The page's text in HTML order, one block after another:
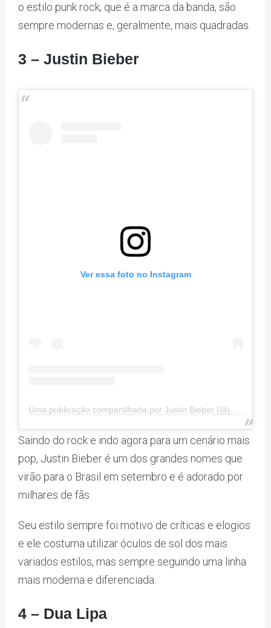
o estilo punk rock, que é a marca da banda, são
sempre modernas e, geralmente, mais quadradas.
3 – Justin Bieber
Ver essa foto no Instagram
Uma publicação compartilhada por Justin Bieber (@justinbieber)
Saindo do rock e indo agora para um cenário mais
pop, Justin Bieber é um dos grandes nomes que
virão para o Brasil em setembro e é adorado por
milhares de fãs.
Seu estilo sempre foi motivo de críticas e elogios
e ele costuma utilizar óculos de sol dos mais
variados estilos, mas sempre seguindo uma linha
mais moderna e diferenciada.
4 – Dua Lipa